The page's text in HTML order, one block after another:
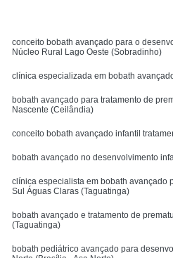
conceito bobath avançado para o
Núcleo Rural Lago Oeste (Sobradinho)
clínica especializada em bobath
bobath avançado para tratamento de
Nascente (Ceilândia)
conceito bobath avançado infantil
bobath avançado no desenvolvimento
clínica especialista em bobath avançado
Sul Águas Claras (Taguatinga)
bobath avançado e tratamento de
(Taguatinga)
bobath pediátrico avançado para